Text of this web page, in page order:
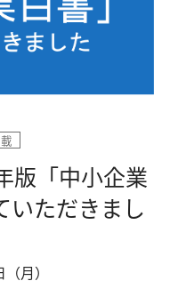
版「中小企業
いただきまし
月）